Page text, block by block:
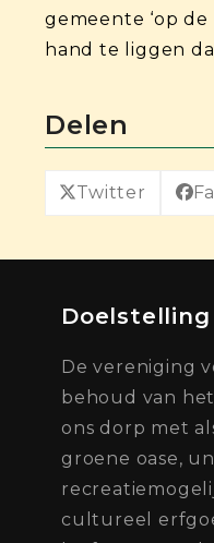
gemeente ‘op
hand te liggen
Delen
Twitter
Doelstelling
De vereniging
behoud van
ons dorp met
groene oase,
cultureel